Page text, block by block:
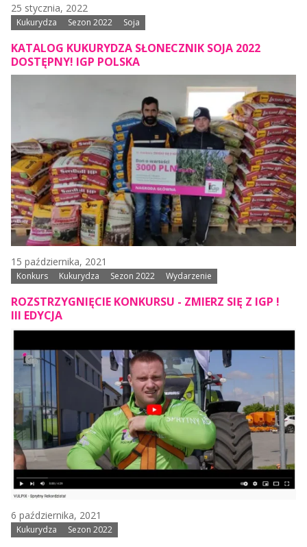
25 stycznia, 2022
Kukurydza Sezon 2022 Soja
KATALOG KUKURYDZA SŁONECZNIK SOJA 2022
DOSTĘPNY! IGP POLSKA
15 października, 2021
Konkurs Kukurydza Sezon 2022 Wydarzenie
ROZSTRZYGNIĘCIE KONKURSU - ZMIERZ SIĘ Z IGP !
III EDYCJA
6 października, 2021
Kukurydza Sezon 2022